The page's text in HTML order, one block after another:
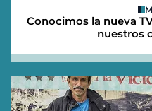
Conocimos la nueva
nuestros